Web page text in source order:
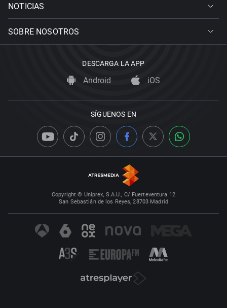
NOTICIAS
SOBRE NOSOTROS
DESCARGA LA APP
Android iOS
SÍGUENOS EN
Copyright © Uniprex, S.A.U., C/ Fuerteventura 12
San Sebastián de los Reyes, 28703 Madrid